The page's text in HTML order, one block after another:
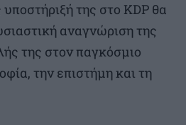
της στο KDP θα
αναγνώριση της
της στον παγκόσμιο
την επιστήμη και τη